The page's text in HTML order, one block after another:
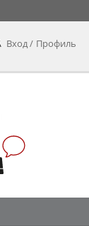
Вход Профиль